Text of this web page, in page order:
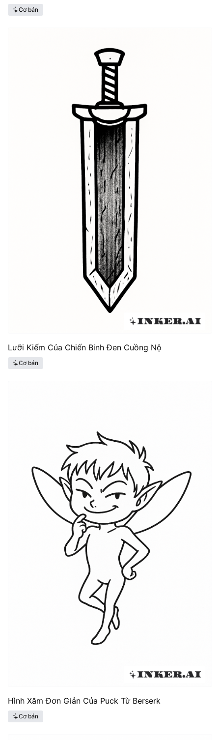
Cơ bản
Lưỡi Kiếm Của Chiến Binh Đen Cuồng Nộ
Cơ bản
Hình Xăm Đơn Giản Của Puck Từ Berserk
Cơ bản